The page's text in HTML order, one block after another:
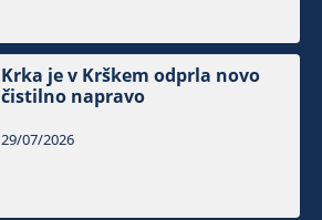
Krka je v Krškem odprla novo
čistilno napravo
29/07/2026